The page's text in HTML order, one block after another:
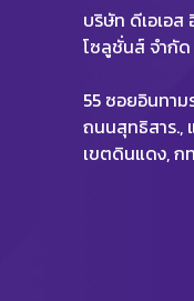
บริษัท ดีเอเอส
โซลูชั่นส์ จำกัด
55 ซอยอินทาม
ถนนสุทธิสาร.,
เขตดินแดง, ก